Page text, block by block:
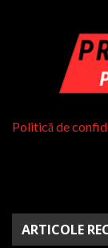
Politică de
ARTICOLE